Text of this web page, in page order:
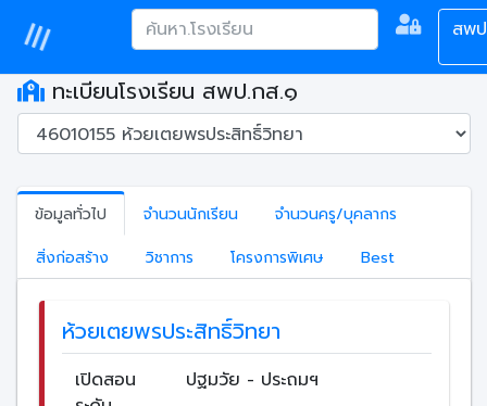
สพ
ทะเบียนโรงเรียน สพป.กส.๑
ข้อมูลทั่วไป จำนวนนักเรียน
จำนวนครู/บุคลากร
สิ่งก่อสร้าง
วิชาการ โครงการพิเศษ Best
ห้วยเตยพรประสิทธิ์วิทยา
เปิดสอน
ปฐมวัย - ประถมฯ